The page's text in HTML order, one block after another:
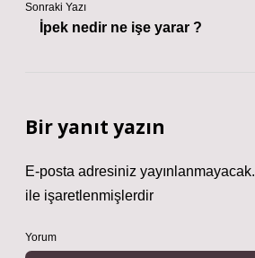
Sonraki Yazı
İpek nedir ne işe yarar ?
Bir yanıt yazın
E-posta adresiniz yayınlanmayacak.
ile işaretlenmişlerdir
Yorum